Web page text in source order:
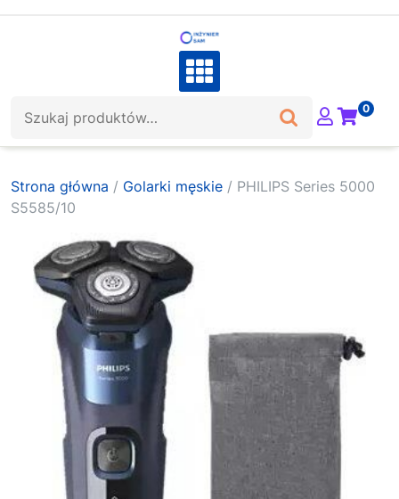
0
Strona główna / Golarki męskie / PHILIPS Series 5000
S5585/10